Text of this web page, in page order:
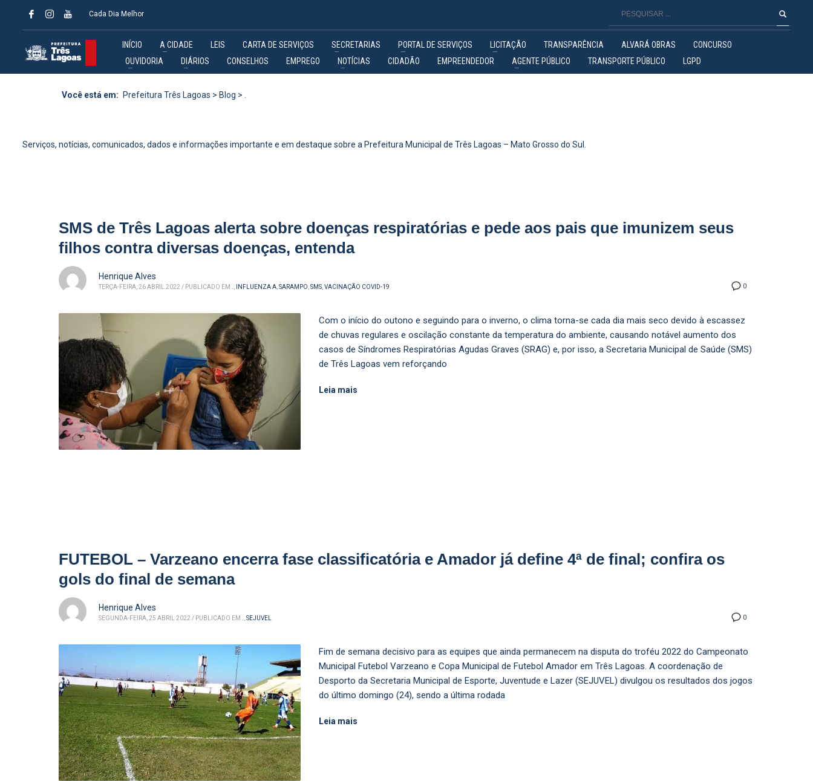
Cada Dia Melhor
INÍCIO A CIDADE LEIS CARTA DE SERVIÇOS SECRETARIAS PORTAL DE SERVIÇOS LICITAÇÃO TRANSPARÊNCIA ALVARÁ OBRAS
CONCURSO
OUVIDORIA
DIÁRIOS CONSELHOS EMPREGO NOTÍCIAS CIDADÃO EMPREENDEDOR AGENTE PÚBLICO TRANSPORTE PÚBLICO LGPD
Você está em: Prefeitura Três Lagoas > Blog >
Serviços, notícias, comunicados, dados e informações importante e em destaque sobre a Prefeitura Municipal de Três Lagoas – Mato Grosso do Sul.
SMS de Três Lagoas alerta sobre doenças respiratórias e pede aos pais que imunizem seus
filhos contra diversas doenças, entenda
0
Henrique Alves
TERÇA-FEIRA, 26 ABRIL 2022 / PUBLICADO EM INFLUENZA A SARAMPO SMS VACINAÇÃO COVID-19
Com o início do outono e seguindo para o inverno, o clima torna-se cada dia mais seco devido à escassez
de chuvas regulares e oscilação constante da temperatura do ambiente, causando notável aumento dos
casos de Síndromes Respiratórias Agudas Graves (SRAG) e, por isso, a Secretaria Municipal de Saúde (SMS)
de Três Lagoas vem reforçando
Leia mais
FUTEBOL – Varzeano encerra fase classificatória e Amador já define 4ª de final; confira os
gols do final de semana
0
Henrique Alves
SEGUNDA-FEIRA, 25 ABRIL 2022 / PUBLICADO EM SEJUVEL
Fim de semana decisivo para as equipes que ainda permanecem na disputa do troféu 2022 do Campeonato
Municipal Futebol Varzeano e Copa Municipal de Futebol Amador em Três Lagoas. A coordenação de
Desporto da Secretaria Municipal de Esporte, Juventude e Lazer (SEJUVEL) divulgou os resultados dos jogos
do último domingo (24), sendo a última rodada
Leia mais